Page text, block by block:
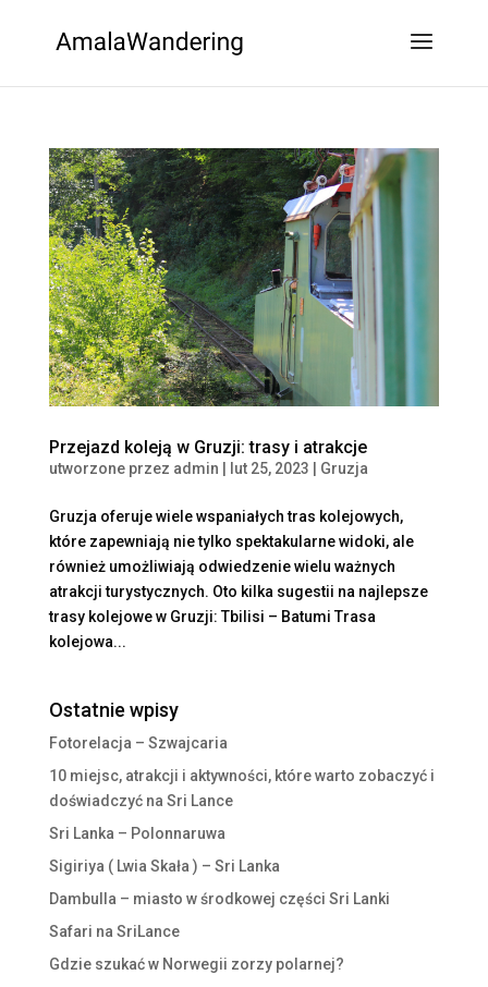
Przejazd koleją w Gruzji: trasy i atrakcje
utworzone przez admin lut 25, 2023 Gruzja
Gruzja oferuje wiele wspaniałych tras kolejowych,
które zapewniają nie tylko spektakularne widoki, ale
również umożliwiają odwiedzenie wielu ważnych
atrakcji turystycznych. Oto kilka sugestii na najlepsze
trasy kolejowe w Gruzji: Tbilisi – Batumi Trasa
kolejowa...
Ostatnie wpisy
Fotorelacja – Szwajcaria
10 miejsc, atrakcji i aktywności, które warto zobaczyć i
doświadczyć na Sri Lance
Sri Lanka – Polonnaruwa
Sigiriya ( Lwia Skała ) – Sri Lanka
Dambulla – miasto w środkowej części Sri Lanki
Safari na SriLance
Gdzie szukać w Norwegii zorzy polarnej?